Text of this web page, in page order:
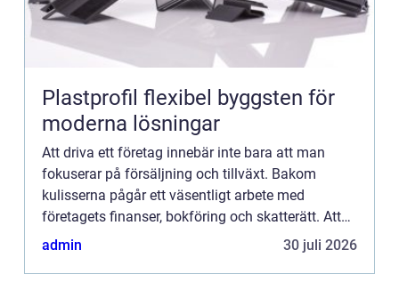
Plastprofil flexibel byggsten för
moderna lösningar
Att driva ett företag innebär inte bara att man
fokuserar på försäljning och tillväxt. Bakom
kulisserna pågår ett väsentligt arbete med
företagets finanser, bokföring och skatterätt. Att
hitta rätt redovisningsbyrå kan vara avgörande för
admin 30 juli 2026